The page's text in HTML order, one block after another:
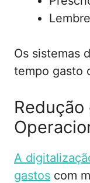
Os sistemas
tempo gasto
A
gastos com